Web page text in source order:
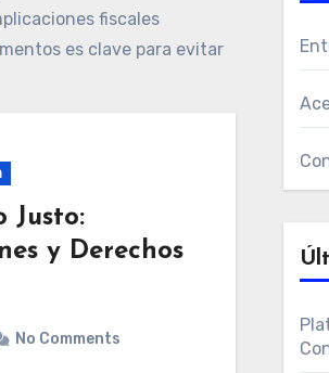
fiscales
es clave para evitar
Justo:
y Derechos
No Comments